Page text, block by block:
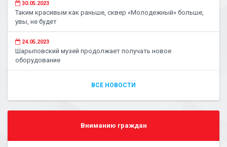
30.05.2023
Таким красивым как раньше, сквер «Молодежный» больше,
увы, не будет
24.05.2023
Шарыповский музей продолжает получать новое
оборудование
ВСЕ НОВОСТИ
Вниманию граждан